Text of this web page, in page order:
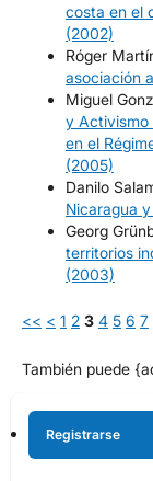
costa en el
(2002)
Róger
asociación
Miguel
y Activismo
en el
(2005)
Danilo
Nicaragua
Georg
territorios
(2003)
<< < 1 2 3 4 5 6 7
También puede
Registrarse